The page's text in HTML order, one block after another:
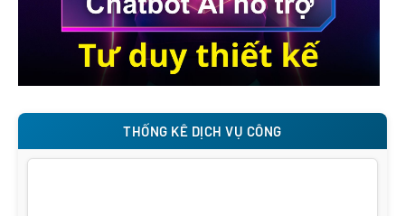
THỐNG KÊ DỊCH VỤ CÔNG